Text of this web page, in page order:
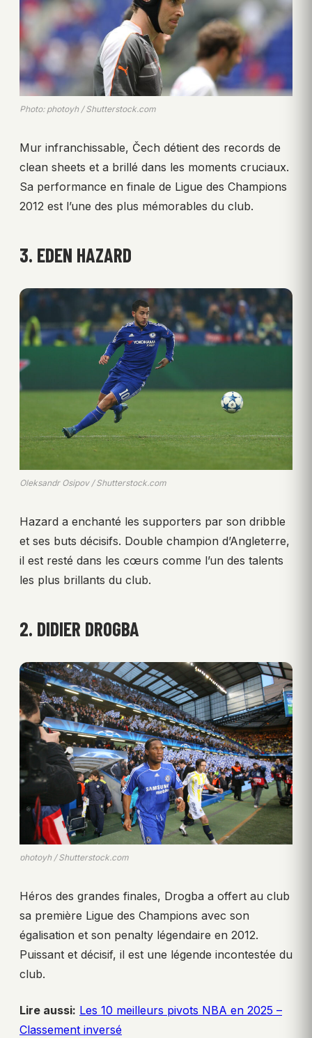
Photo: photoyh / Shutterstock.com
Mur infranchissable, Čech détient des records de
clean sheets et a brillé dans les moments cruciaux.
Sa performance en finale de Ligue des Champions
2012 est l’une des plus mémorables du club.
3. EDEN HAZARD
Oleksandr Osipov / Shutterstock.com
Hazard a enchanté les supporters par son dribble
et ses buts décisifs. Double champion d’Angleterre,
il est resté dans les cœurs comme l’un des talents
les plus brillants du club.
2. DIDIER DROGBA
photoyh / Shutterstock.com
Héros des grandes finales, Drogba a offert au club
sa première Ligue des Champions avec son
égalisation et son penalty légendaire en 2012.
Puissant et décisif, il est une légende incontestée du
club.
Lire aussi: Les 10 meilleurs pivots NBA en 2025 –
Classement inversé